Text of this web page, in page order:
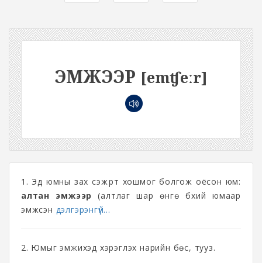
ЭМЖЭЭР [emʧeːr]
1. Эд юмны зах сэжүүрт хошмог болгож оёсон юм:
алтан эмжээр
(алтлаг шар өнгө бүхий юмаар
эмжсэн дэлгэрэнгүй...
2. Юмыг эмжихэд хэрэглэх нарийн бөс, тууз.